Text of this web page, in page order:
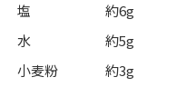
塩
約6g
水
約5g
小麦粉
約3g